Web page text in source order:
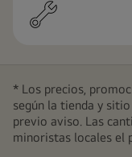
* Los precios,
según la tienda y
previo aviso. Las
minoristas locales el